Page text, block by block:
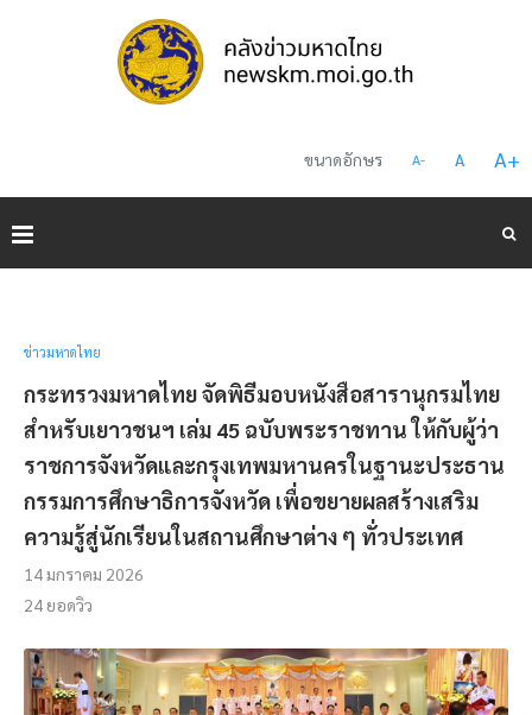
ขนาดอักษร A- A A+
ข่าวมหาดไทย
กระทรวงมหาดไทย จัดพิธีมอบหนังสือสารานุกรมไทย
สำหรับเยาวชนฯ เล่ม 45 ฉบับพระราชทาน ให้กับผู้ว่า
ราชการจังหวัดและกรุงเทพมหานครในฐานะประธาน
กรรมการศึกษาธิการจังหวัด เพื่อขยายผลสร้างเสริม
ความรู้สู่นักเรียนในสถานศึกษาต่าง ๆ ทั่วประเทศ
14 มกราคม 2026
24 ยอดวิว